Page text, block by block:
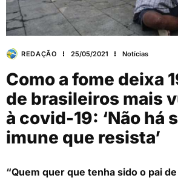
REDAÇÃO 25/05/2021 Notícias
Como a fome deixa
de brasileiros mais
à covid-19: ‘Não há
imune que resista’
“Quem quer que tenha sido o pai